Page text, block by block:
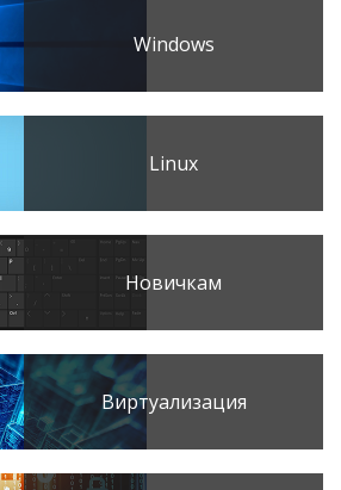
Windows
Linux
Новичкам
Виртуализация